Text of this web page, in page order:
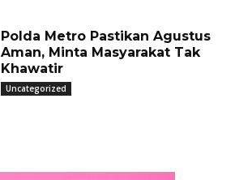
Polda Metro Pastikan Agustus
Aman, Minta Masyarakat Tak
Khawatir
Uncategorized